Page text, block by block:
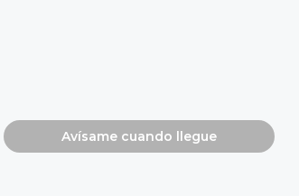
Avísame cuando llegue